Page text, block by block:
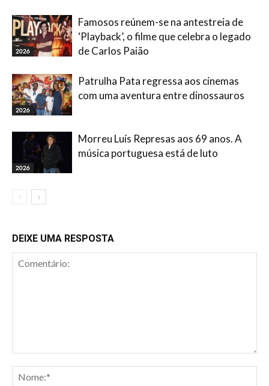
2026
Famosos reúnem-se na antestreia de
‘Playback’, o filme que celebra o legado
de Carlos Paião
2026
Patrulha Pata regressa aos cinemas
com uma aventura entre dinossauros
2026
Morreu Luís Represas aos 69 anos. A
música portuguesa está de luto
DEIXE UMA RESPOSTA